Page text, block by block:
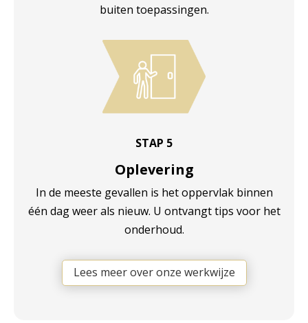
buiten toepassingen.
STAP 5
Oplevering
In de meeste gevallen is het oppervlak binnen
één dag weer als nieuw. U ontvangt tips voor het
onderhoud.
Lees meer over onze werkwijze